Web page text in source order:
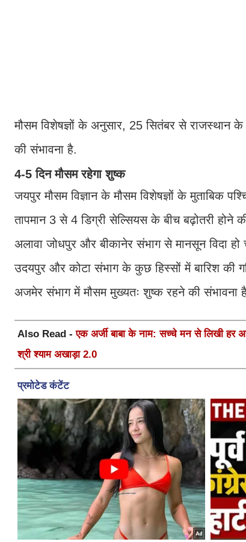
मौसम विशेषज्ञों के अनुसार, 25 सितंबर से राजस्थान
की संभावना है.
4-5 दिन मौसम रहेगा शुष्क
जयपुर मौसम विज्ञान के मौसम विशेषज्ञों के मुताबिक
तापमान 3 से 4 डिग्री सेल्सियस के बीच बढ़ोतरी होने
अलावा जोधपुर और बीकानेर संभाग से मानसून विदा
उदयपुर और कोटा संभाग के कुछ हिस्सों में बारिश की
अजमेर संभाग में मौसम मुख्यतः शुष्क रहने की
Also Read -एक अर्जी बाबा के नाम: सच्चे मन से लिखी हर
श्री श्याम अखाड़ा 2.0